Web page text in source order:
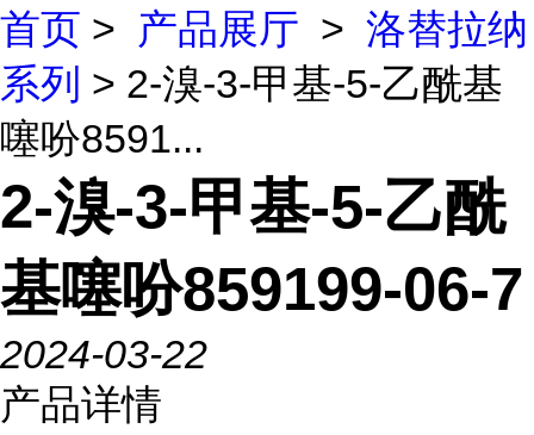
首页 > 产品展厅 > 洛替拉纳
系列 > 2-溴-3-甲基-5-乙酰基
噻吩8591...
2-溴-3-甲基-5-乙酰
基噻吩859199-06-7
2024-03-22
产品详情